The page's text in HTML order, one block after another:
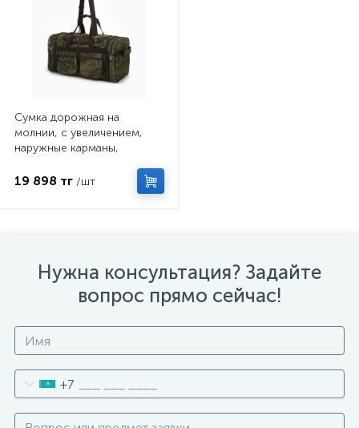
Сумка дорожная на
молнии, с увеличением,
наружные карманы,
камуфляж/зелёная
19 898 тг /шт
Нужна консультация? Задайте
вопрос прямо сейчас!
+7